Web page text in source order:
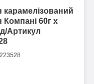
карамелізований
Компані 60г х
Артикул